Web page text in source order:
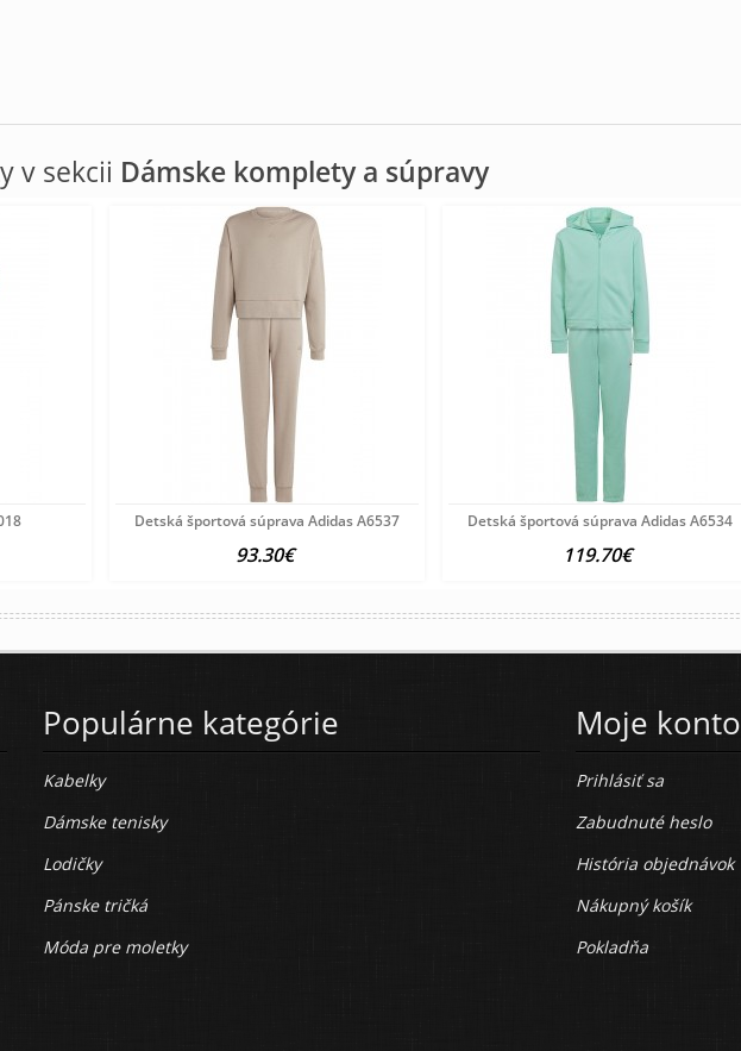
v sekcii Dámske komplety a súpravy
Detská športová súprava Adidas A6537
93.30€
Detská športová súprava Adidas A6534
119.70€
Populárne kategórie
Kabelky
Dámske tenisky
Lodičky
Pánske tričká
Móda pre moletky
Moje konto
Prihlásiť sa
Zabudnuté heslo
História objednávok
Nákupný košík
Pokladňa